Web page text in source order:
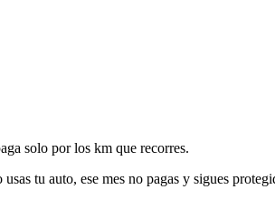
solo por los km que recorres.
tu auto, ese mes no pagas y sigues